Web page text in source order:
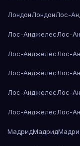
ЛондонЛондонЛос-
Лос-АнджелесЛос-
Лос-АнджелесЛос-
Лос-АнджелесЛос-
Лос-АнджелесЛос-
Лос-АнджелесЛос-
МадридМадрид